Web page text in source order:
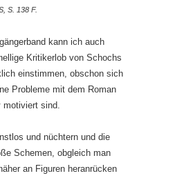
S. 138 F.
kann ich auch
Kritikerlob von Schochs
einstimmen, obschon sich
Probleme mit dem Roman
sind.
und nüchtern und die
Schemen, obgleich man
an Figuren heranrücken